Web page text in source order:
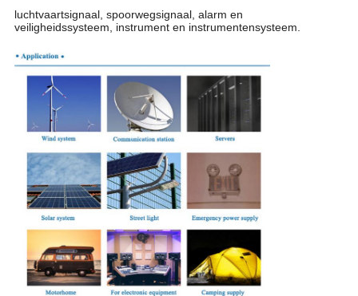
luchtvaartsignaal, spoorwegsignaal, alarm en
veiligheidssysteem, instrument en instrumentensysteem.